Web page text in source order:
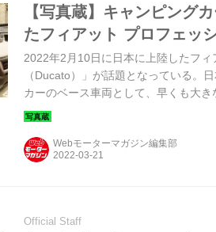
【写真蔵】キャンピング
たフィアット プロフェッ
2022年2月10日に日本に上陸したフ
（Ducato）」が話題となっている。
カーのベース車両として、早くも大
真で紹介しよう。
Webモーターマガジン編集部
Official Staff